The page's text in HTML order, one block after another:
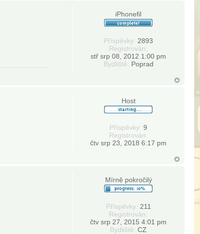
iPhonefil
Příspěvky: 2893
Registrován:
stř srp 08, 2012 1:00 pm
Bydliště: Poprad
Host
Příspěvky: 9
Registrován:
čtv srp 23, 2018 6:17 pm
Mírně pokročilý
Příspěvky: 211
Registrován:
čtv srp 27, 2015 4:01 pm
Bydliště: CZ